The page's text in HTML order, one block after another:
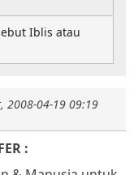
2008-04-19 09:19
:
Iblis atau